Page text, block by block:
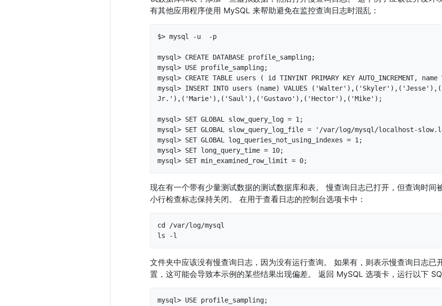
有其他应用程序使用 MySQL 来帮助避免在监控查询日志时混乱：
$> mysql -u  -p
mysql> CREATE DATABASE profile_sampling;
mysql> USE profile_sampling;
mysql> CREATE TABLE users ( id TINYINT PRIMARY KEY AUTO_INCREMENT,
mysql> INSERT INTO users (name) VALUES
Jr.'),('Marie'),('Saul'),('Gustavo'),('Hector'),('Mike');
mysql> SET GLOBAL slow_query_log = 1;
mysql> SET GLOBAL slow_query_log_file = '/var/log/mysql/localhost-
mysql> SET GLOBAL log_queries_not_using_indexes = 1;
mysql> SET long_query_time = 10;
mysql> SET min_examined_row_limit = 0;
现在有一个带有少量测试数据的测试数据库和表。 慢查询日志已打开，但查询时间
小行检查标志保持关闭。 在用于查看日志的控制台选项卡中：
cd /var/log/mysql
ls -l
文件夹中应该没有慢查询日志，因为没有运行查询。 如果有，则表示慢查询日志已
置，这可能会导致本示例的某些结果出现偏差。 返回 MySQL 选项卡，运行以下
mysql> USE profile_sampling;